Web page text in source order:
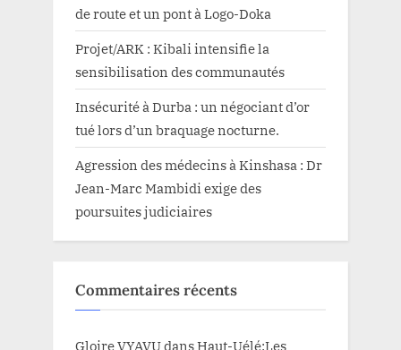
de route et un pont à Logo-Doka
Projet/ARK : Kibali intensifie la
sensibilisation des communautés
Insécurité à Durba : un négociant d’or
tué lors d’un braquage nocturne.
Agression des médecins à Kinshasa : Dr
Jean-Marc Mambidi exige des
poursuites judiciaires
Commentaires récents
Gloire VYAVUdansHaut-Uélé:Les